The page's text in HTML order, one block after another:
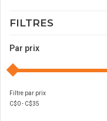
FILTRES
Par prix
Filtre par prix
C$0- C$35